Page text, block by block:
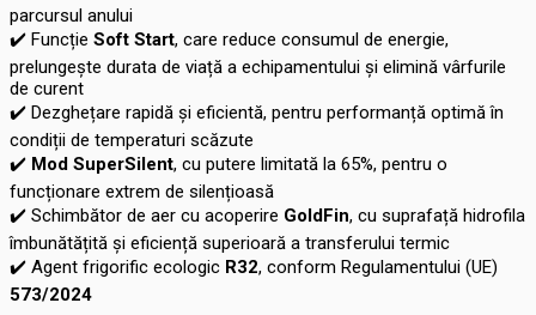
parcursul anului
✔️ Funcție Soft Start, care reduce consumul de energie,
prelungește durata de viață a echipamentului și elimină vârfurile
de curent
✔️ Dezghețare rapidă și eficientă, pentru performanță optimă în
condiții de temperaturi scăzute
✔️ Mod SuperSilent, cu putere limitată la 65%, pentru o
funcționare extrem de silențioasă
✔️ Schimbător de aer cu acoperire GoldFin, cu suprafață hidrofila
îmbunătățită și eficiență superioară a transferului termic
✔️ Agent frigorific ecologic R32, conform Regulamentului (UE)
573/2024